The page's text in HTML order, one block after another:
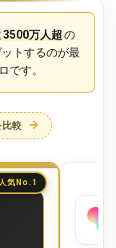
3500万人超の
トするのが最
です。
比較
人気No.1